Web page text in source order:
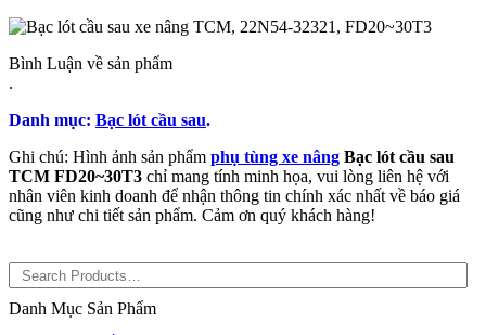
Bình Luận về sản phẩm
.
Danh mục: Bạc lót cầu sau.
Ghi chú: Hình ảnh sản phẩm phụ tùng xe nâng Bạc lót cầu sau
TCM FD20~30T3 chỉ mang tính minh họa, vui lòng liên hệ với
nhân viên kinh doanh để nhận thông tin chính xác nhất về báo giá
cũng như chi tiết sản phẩm. Cảm ơn quý khách hàng!
Danh Mục Sản Phẩm